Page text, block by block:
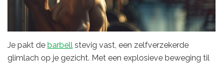
Je pakt de barbell stevig vast, een zelfverzekerde
glimlach op je gezicht. Met een explosieve beweging til